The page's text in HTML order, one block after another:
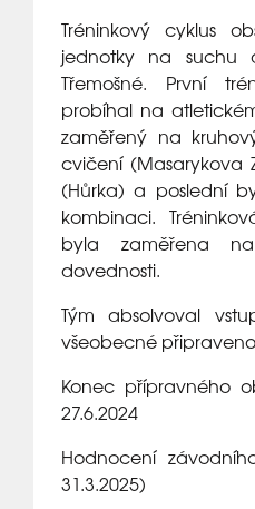
Tréninkový cyklus
jednotky na
Třemošné. První
probíhal na
zaměřený na
cvičení (Masarykova
(Hůrka) a poslední
kombinaci.
byla zaměřena
dovednosti.
Tým absolvoval
všeobecné
Konec přípravného
27.6.2024
Hodnocení
31.3.2025)